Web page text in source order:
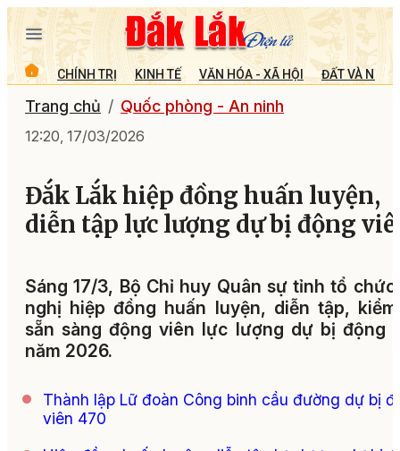
CHÍNH TRỊ KINH TẾ VĂN HÓA - XÃ HỘI ĐẤT VÀ
Trang chủ Quốc phòng - An ninh
12:20, 17/03/2026
Đắk Lắk hiệp đồng huấn luyện,
diễn tập lực lượng dự bị động
Sáng 17/3, Bộ Chỉ huy Quân sự tỉnh tổ chức
nghị hiệp đồng huấn luyện, diễn tập,
sẵn sàng động viên lực lượng dự bị động
năm 2026.
Thành lập Lữ đoàn Công binh cầu đường dự bị
viên 470